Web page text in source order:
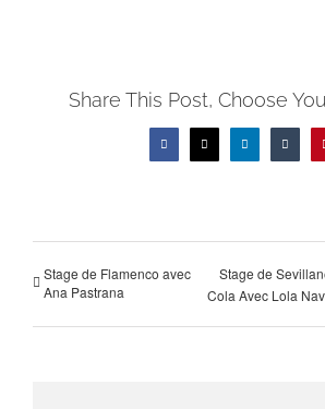
Share This Post, Choose
Facebook
X LinkedInTumblr
Stage de Flamenco avec
Ana Pastrana
Stage de
Cola Avec Lola